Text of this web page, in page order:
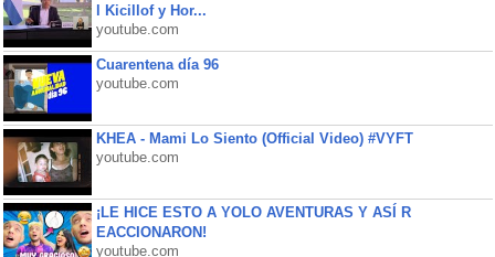
l Kicillof y Hor...
youtube.com
Cuarentena día 96
youtube.com
KHEA - Mami Lo Siento (Official Video) #VYFT
youtube.com
¡LE HICE ESTO A YOLO AVENTURAS Y ASÍ R
EACCIONARON!
youtube.com